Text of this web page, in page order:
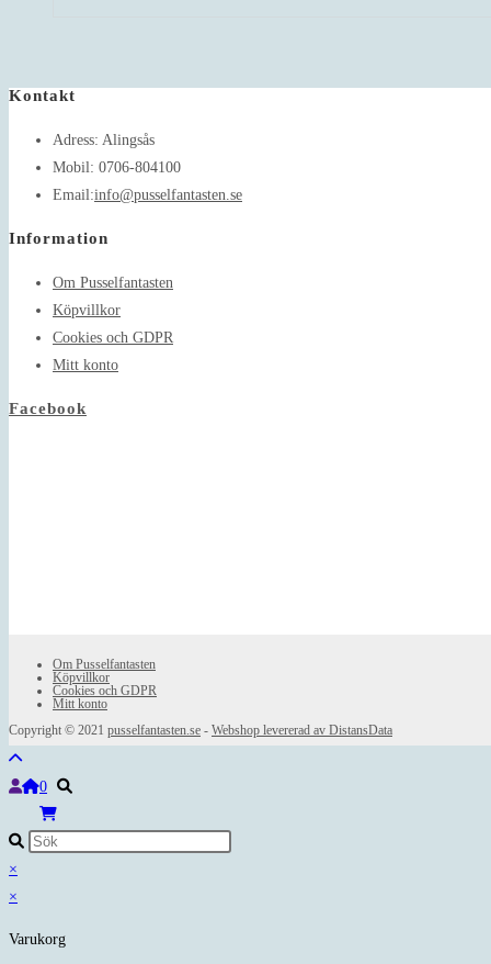
Kontakt
Adress: Alingsås
Mobil: 0706-804100
Email:info@pusselfantasten.seOpens
Information
Om Pusselfantasten
Köpvillkor
Cookies och GDPR
Mitt konto
Facebook
Om Pusselfantasten
Köpvillkor
Cookies och GDPR
Mitt konto
Copyright © 2021 pusselfantasten.se - Webshop levererad av DistansData
0
×
×
Varukorg